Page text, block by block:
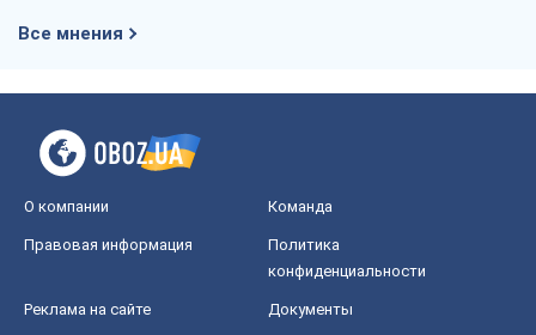
Все мнения
О компании Команда
Правовая информация
Политика
конфиденциальности
Реклама на сайте Документы